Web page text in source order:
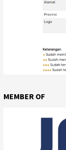
MEMBER OF